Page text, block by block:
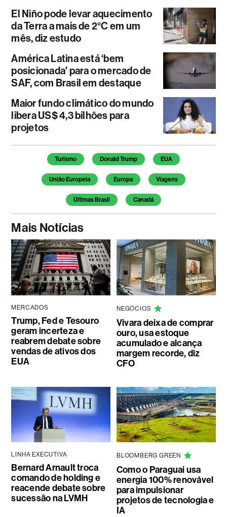
El Niño pode levar aquecimento
da Terra a mais de 2°C em um
mês, diz estudo
América Latina está ‘bem
posicionada' para o mercado de
SAF, com Brasil em destaque
Maior fundo climático do mundo
libera US$ 4,3 bilhões para
projetos
Temas deste artigo
Turismo Donald Trump EUA
União Europeia Europa Viagens
Últimas Brasil Canadá
Mais Notícias
MERCADOS
Trump, Fed e Tesouro
geram incerteza e
reabrem debate sobre
vendas de ativos dos
EUA
NEGÓCIOS
Vivara deixa de comprar
ouro, usa estoque
acumulado e alcança
margem recorde, diz
CFO
LINHA EXECUTIVA
Bernard Arnault troca
comando de holding e
reacende debate sobre
sucessão na LVMH
BLOOMBERG GREEN
Como o Paraguai usa
energia 100% renovável
para impulsionar
projetos de tecnologia e
IA